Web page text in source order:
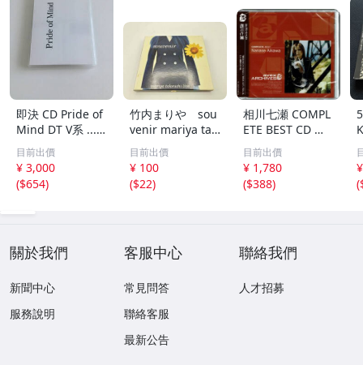
即決 CD Pride of
Mind DT V系 ......
プライド・オブ・
マインド プライ
ドオブマインド
...VV...
目前出價
¥ 3,000
($654)
竹内まりや sou
venir mariya tak
euchi live
目前出價
¥ 100
($22)
相川七瀬 COMPL
ETE BEST CD コ
ンプリートベスト
目前出價
¥ 1,780
($388)
/
(
關於我們
新聞中心
服務說明
客服中心
常見問答
聯絡客服
最新公告
聯絡我們
人才招募